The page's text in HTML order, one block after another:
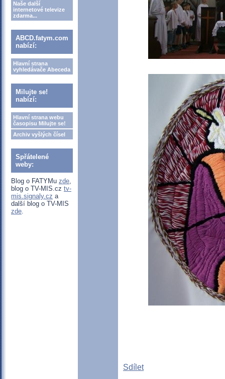
Naše další
internetové televize
zdarma...
ABCD.fatym.com
nabízí:
Hlavní strana
vyhledávače Abeceda
Milujte se!
nabízí:
Hlavní strana webu
časopisu Milujte se!
Archiv vyšlých čísel
Spřátelené
weby:
Blog o FATYMu zde,
blog o TV-MIS.cz tv-
mis.signaly.cz a
další blog o TV-MIS
zde.
Sdílet